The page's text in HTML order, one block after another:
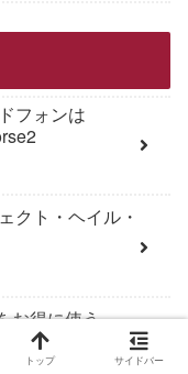
フォンは
クト・ヘイル・
お得に使う
トップ サイドバー